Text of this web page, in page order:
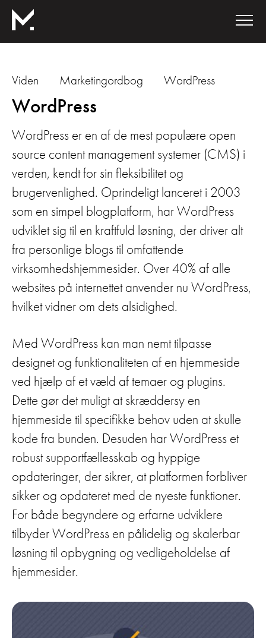
Viden Marketingordbog WordPress
WordPress
WordPress er en af de mest populære open
source content management systemer (CMS) i
verden, kendt for sin fleksibilitet og
brugervenlighed. Oprindeligt lanceret i 2003
som en simpel blogplatform, har WordPress
udviklet sig til en kraftfuld løsning, der driver alt
fra personlige blogs til omfattende
virksomhedshjemmesider. Over 40% af alle
websites på internettet anvender nu WordPress,
hvilket vidner om dets alsidighed.
Med WordPress kan man nemt tilpasse
designet og funktionaliteten af en hjemmeside
ved hjælp af et væld af temaer og plugins.
Dette gør det muligt at skræddersy en
hjemmeside til specifikke behov uden at skulle
kode fra bunden. Desuden har WordPress et
robust supportfællesskab og hyppige
opdateringer, der sikrer, at platformen forbliver
sikker og opdateret med de nyeste funktioner.
For både begyndere og erfarne udviklere
tilbyder WordPress en pålidelig og skalerbar
løsning til opbygning og vedligeholdelse af
hjemmesider.